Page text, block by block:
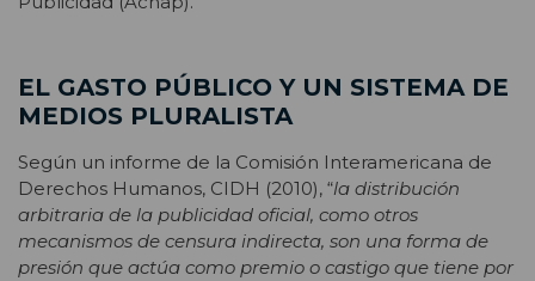
EL GASTO PÚBLICO Y UN SISTEMA DE
MEDIOS PLURALISTA
Según un informe de la Comisión Interamericana de
Derechos Humanos, CIDH (2010), “la distribución
arbitraria de la publicidad oficial, como otros
mecanismos de censura indirecta, son una forma de
presión que actúa como premio o castigo que tiene por